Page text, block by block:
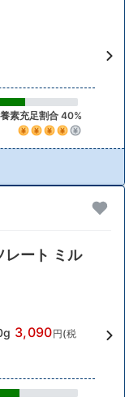
素充足割合 40%
レート ミル
3,090円(税